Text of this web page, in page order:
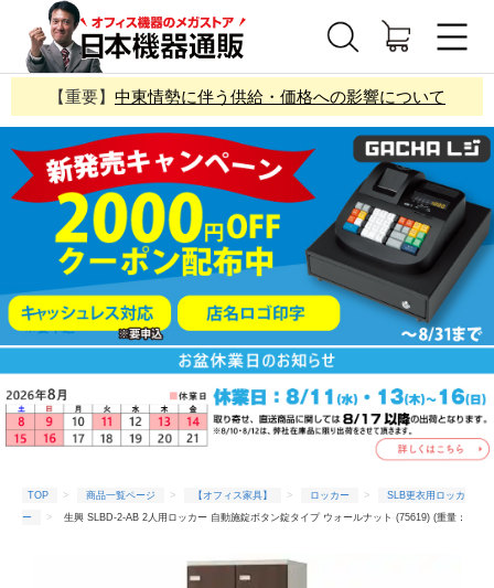
【重要】 中東情勢に伴う供給・価格への影響について
TOP 商品一覧ページ 【オフィス家具】 ロッカー
SLB更衣用ロッカ
ー
生興 SLBD-2-AB 2人用ロッカー 自動施錠ボタン錠タイプ ウォールナット (75619) (重量：